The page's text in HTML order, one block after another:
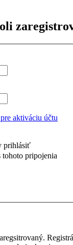
aktiváciu účtu
prihlásiť
pripojenia